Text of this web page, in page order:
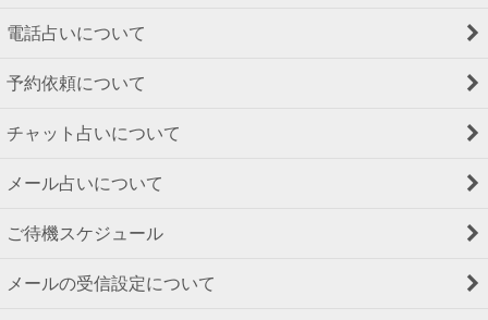
電話占いについて
予約依頼について
チャット占いについて
メール占いについて
ご待機スケジュール
メールの受信設定について